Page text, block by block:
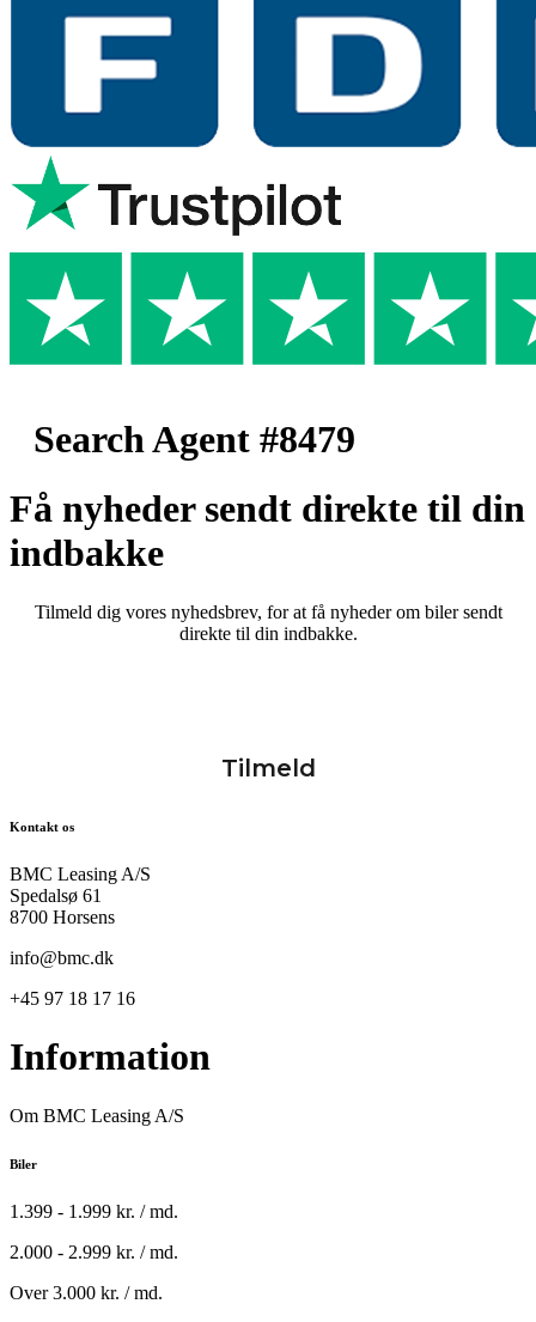
Search Agent #8479
Få nyheder sendt direkte til din
indbakke
Tilmeld dig vores nyhedsbrev, for at få nyheder om biler sendt
direkte til din indbakke.
Kontakt os
BMC Leasing A/S
Spedalsø 61
8700 Horsens
info@bmc.dk
+45 97 18 17 16
Information
Om BMC Leasing A/S
Biler
1.399 - 1.999 kr. / md.
2.000 - 2.999 kr. / md.
Over 3.000 kr. / md.